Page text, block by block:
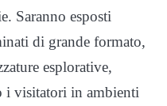
Saranno esposti
di grande formato,
esplorative,
i visitatori in ambienti